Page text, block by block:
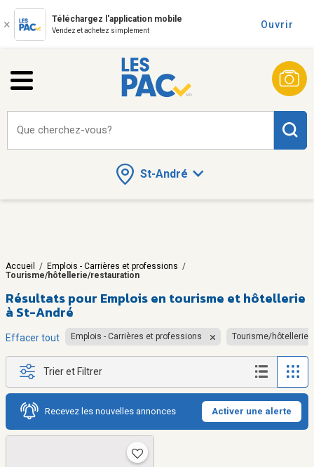
Téléchargez l'application mobile
Vendez et achetez simplement
Ouvrir
St-André
Que cherchez-vous?
Accueil / Emplois - Carrières et professions /
Tourisme/hôtellerie/restauration
Résultats pour Emplois en tourisme et hôtellerie
à St-André
Effacer tout Emplois - Carrières et professions Tourisme/
Trier et Filtrer
Recevez les nouvelles annonces Activer une alerte